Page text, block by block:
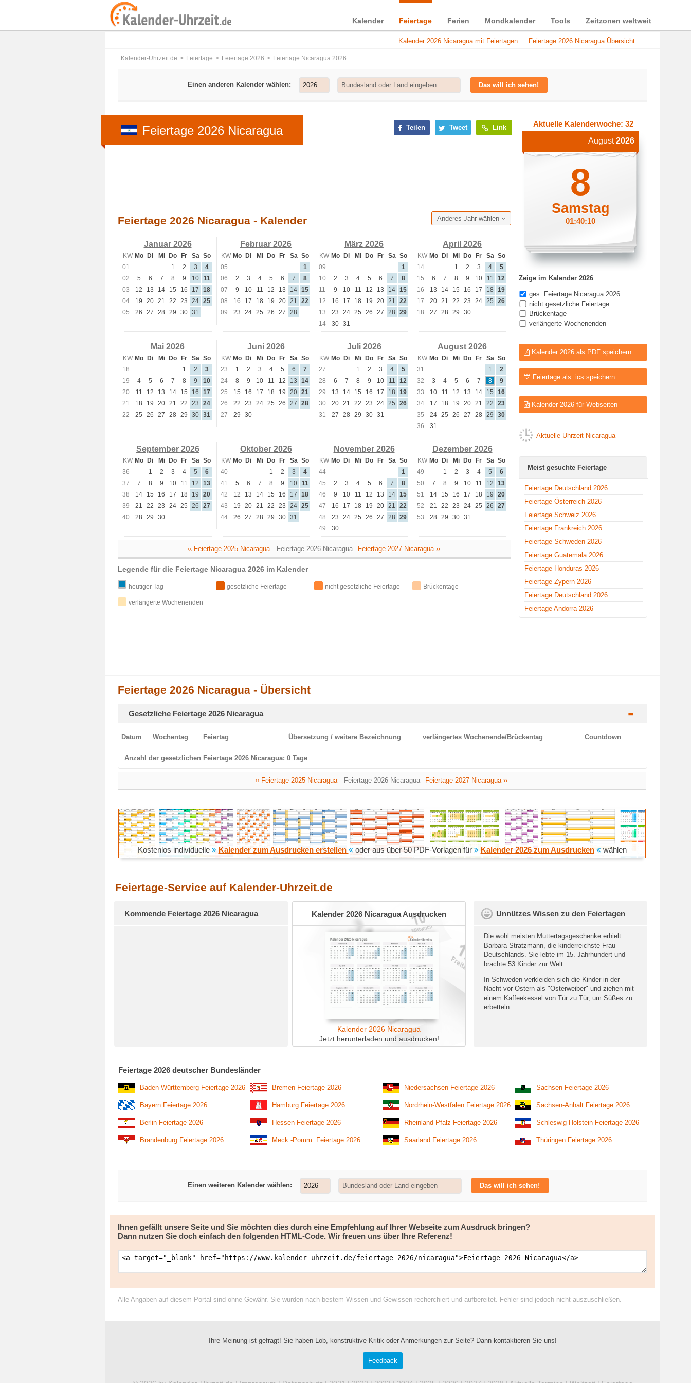
Kalender Feiertage Ferien Mondkalender Tools Zeitzonen weltweit
Kalender 2026 Nicaragua mit Feiertagen Feiertage 2026 Nicaragua Übersicht
Kalender-Uhrzeit.de Feiertage Feiertage 2026 Feiertage Nicaragua 2026
Einen anderen Kalender wählen: Das will ich sehen!
Teilen Tweet Link
Feiertage 2026 Nicaragua
Feiertage 2026 Nicaragua - Kalender Anderes Jahr wählen
Januar 2026
KW Mo Di Mi Do Fr Sa So
01
1 2 3
4
02
5 6 7 8 9 10
11
03
12 13 14 15 16 17
18
04
19 20 21 22 23 24 25
05
26 27 28 29 30 31
Februar 2026
KW Mo Di Mi Do Fr Sa So
05
1
06
2 3 4 5 6 7
8
07
9 10 11 12 13 14 15
08
16 17 18 19 20 21
22
09
23 24 25 26 27 28
März 2026
KW Mo Di Mi Do Fr Sa So
09
1
10
2 3 4 5 6 7
8
11
9 10 11 12 13 14 15
12
16 17 18 19 20 21
22
13
23 24 25 26 27 28
29
14
30 31
April 2026
KW Mo Di Mi Do Fr Sa So
14
1 2 3 4
5
15
6 7 8 9 10 11
12
16
13 14 15 16 17 18
19
17
20 21 22 23 24 25
26
18
27 28 29 30
Mai 2026
KW Mo Di Mi Do Fr Sa So
18
1 2
3
19
4 5 6 7 8 9
10
20
11 12 13 14 15 16
17
21
18 19 20 21 22 23
24
22
25 26 27 28 29 30 31
Juni 2026
KW Mo Di Mi Do Fr Sa So
23
1 2 3 4 5 6
7
24
8 9 10 11 12 13
14
25
15 16 17 18 19 20 21
26
22 23 24 25 26 27
28
27
29 30
Juli 2026
KW Mo Di Mi Do Fr Sa So
27
1 2 3 4
5
28
6 7 8 9 10 11
12
29
13 14 15 16 17 18
19
30
20 21 22 23 24 25
26
31
27 28 29 30 31
August 2026
KW Mo Di Mi Do Fr Sa So
31
1
2
32
3 4 5 6 7 8
9
33
10 11 12 13 14 15
16
34
17 18 19 20 21 22
23
35
24 25 26 27 28 29
30
36
31
September 2026
KW Mo Di Mi Do Fr Sa So
36
1 2 3 4 5
6
37
7 8 9 10 11 12
13
38
14 15 16 17 18 19
20
39
21 22 23 24 25 26
27
40
28 29 30
Oktober 2026
KW Mo Di Mi Do Fr Sa So
40
1 2 3
4
41
5 6 7 8 9 10
11
42
12 13 14 15 16 17
18
43
19 20 21 22 23 24 25
44
26 27 28 29 30 31
November 2026
KW Mo Di Mi Do Fr Sa So
44
1
45
2 3 4 5 6 7
8
46
9 10 11 12 13 14 15
47
16 17 18 19 20 21
22
48
23 24 25 26 27 28
29
49
30
Dezember 2026
KW Mo Di Mi Do Fr Sa So
49
1 2 3 4 5
6
50
7 8 9 10 11 12
13
51
14 15 16 17 18 19
20
52
21 22 23 24 25 26
27
53
28 29 30 31
‹‹ Feiertage 2025 Nicaragua Feiertage 2026 Nicaragua Feiertage 2027 Nicaragua ››
Legende für die Feiertage Nicaragua 2026 im Kalender
heutiger Tag gesetzliche Feiertage nicht gesetzliche Feiertage Brückentage
verlängerte Wochenenden
Aktuelle Kalenderwoche: 32
August2026
8
Samstag
01:40:10
Zeige im Kalender 2026
ges. Feiertage Nicaragua 2026
nicht gesetzliche Feiertage
Brückentage
verlängerte Wochenenden
Kalender 2026 als PDF speichern
Feiertage als .ics speichern
Kalender 2026 für Webseiten
Aktuelle Uhrzeit Nicaragua
Meist gesuchte Feiertage
Feiertage Deutschland 2026
Feiertage Österreich 2026
Feiertage Schweiz 2026
Feiertage Frankreich 2026
Feiertage Schweden 2026
Feiertage Guatemala 2026
Feiertage Honduras 2026
Feiertage Zypern 2026
Feiertage Deutschland 2026
Feiertage Andorra 2026
Feiertage 2026 Nicaragua - Übersicht
Gesetzliche Feiertage 2026 Nicaragua -
Datum Wochentag Feiertag Übersetzung / weitere Bezeichnung verlängertes Wochenende/Brückentag Countdown
Anzahl der gesetzlichen Feiertage 2026 Nicaragua: 0 Tage
‹‹ Feiertage 2025 Nicaragua Feiertage 2026 Nicaragua Feiertage 2027 Nicaragua ››
Kostenlos individuelle Kalender zum Ausdrucken erstellen oder aus über 50 PDF-Vorlagen für Kalender 2026 zum Ausdrucken wählen
Feiertage-Service auf Kalender-Uhrzeit.de
Kommende Feiertage 2026 Nicaragua Kalender 2026 Nicaragua Ausdrucken
Kalender 2026 Nicaragua
Jetzt herunterladen und ausdrucken!
Unnützes Wissen zu den Feiertagen
Die wohl meisten Muttertagsgeschenke erhielt
Barbara Stratzmann, die kinderreichste Frau
Deutschlands. Sie lebte im 15. Jahrhundert und
brachte 53 Kinder zur Welt.
In Schweden verkleiden sich die Kinder in der
Nacht vor Ostern als "Osterweiber" und ziehen mit
einem Kaffeekessel von Tür zu Tür, um Süßes zu
erbetteln.
Feiertage 2026 deutscher Bundesländer
Baden-Württemberg Feiertage 2026
Bayern Feiertage 2026
Berlin Feiertage 2026
Brandenburg Feiertage 2026
Bremen Feiertage 2026
Hamburg Feiertage 2026
Hessen Feiertage 2026
Meck.-Pomm. Feiertage 2026
Niedersachsen Feiertage 2026
Nordrhein-Westfalen Feiertage 2026
Rheinland-Pfalz Feiertage 2026
Saarland Feiertage 2026
Sachsen Feiertage 2026
Sachsen-Anhalt Feiertage 2026
Schleswig-Holstein Feiertage 2026
Thüringen Feiertage 2026
Einen weiteren Kalender wählen: Das will ich sehen!
Ihnen gefällt unsere Seite und Sie möchten dies durch eine Empfehlung auf Ihrer Webseite zum Ausdruck bringen?
Dann nutzen Sie doch einfach den folgenden HTML-Code. Wir freuen uns über Ihre Referenz!
Alle Angaben auf diesem Portal sind ohne Gewähr. Sie wurden nach bestem Wissen und Gewissen recherchiert und aufbereitet. Fehler sind jedoch nicht auszuschließen.
Ihre Meinung ist gefragt! Sie haben Lob, konstruktive Kritik oder Anmerkungen zur Seite? Dann kontaktieren Sie uns!
Feedback